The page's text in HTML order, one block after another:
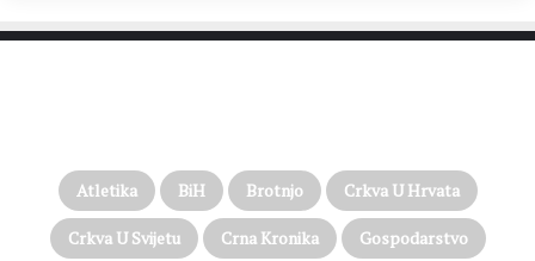
Atletika BiH Brotnjo Crkva U Hrvata
Crkva U Svijetu Crna Kronika Gospodarstvo